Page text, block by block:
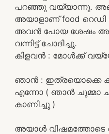
പറഞ്ഞു വയ്യാന്നു.
അയാളാണ് food
അവൻ പോയ ശേഷം
വന്നിട്ട് ചോദിച്ചു.
കിളവൻ : മോൾക്ക്‌
ഞാൻ : ഇത്രയൊക്കെ
എന്നോ ( ഞാൻ ചുമ്മാ
കാണിച്ചു )
അയാൾ വിഷമത്തോടെ